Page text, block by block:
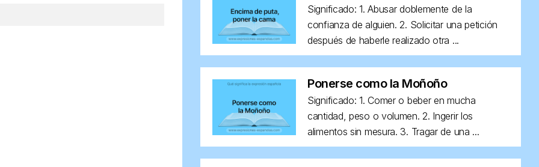
Significado: 1. Abusar doblemente de la
confianza de alguien. 2. Solicitar una petición
después de haberle realizado otra ...
Ponerse como la Moñoño
Significado: 1. Comer o beber en mucha
cantidad, peso o volumen. 2. Ingerir los
alimentos sin mesura. 3. Tragar de una ...